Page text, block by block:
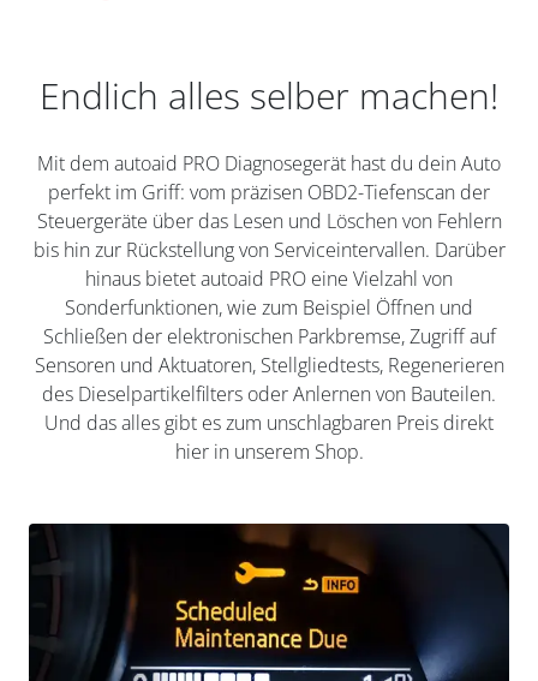
Endlich alles selber machen!
Mit dem autoaid PRO Diagnosegerät hast du dein Auto
perfekt im Griff: vom präzisen OBD2-Tiefenscan der
Steuergeräte über das Lesen und Löschen von Fehlern
bis hin zur Rückstellung von Serviceintervallen. Darüber
hinaus bietet autoaid PRO eine Vielzahl von
Sonderfunktionen, wie zum Beispiel Öffnen und
Schließen der elektronischen Parkbremse, Zugriff auf
Sensoren und Aktuatoren, Stellgliedtests, Regenerieren
des Dieselpartikelfilters oder Anlernen von Bauteilen.
Und das alles gibt es zum unschlagbaren Preis direkt
hier in unserem Shop.